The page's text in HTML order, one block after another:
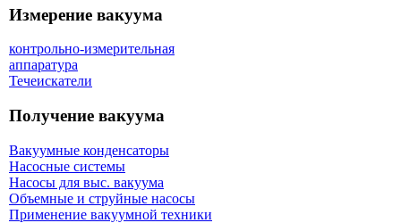
Измерение вакуума
контрольно-измерительная
аппаратура
Течеискатели
Получение вакуума
Вакуумные конденсаторы
Насосные системы
Насосы для выс. вакуума
Объемные и струйные насосы
Применение вакуумной техники